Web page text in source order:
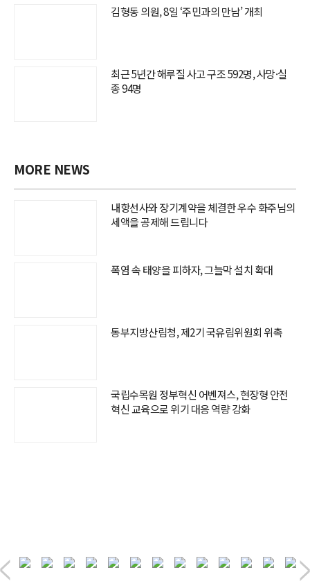
김형동 의원, 8일 ‘주민과의 만남’ 개최
최근 5년간 해루질 사고 구조 592명, 사망·실
종 94명
MORE NEWS
내항선사와 장기계약을 체결한 우수 화주님의
세액을 공제해 드립니다
폭염 속 태양을 피하자, 그늘막 설치 확대
동부지방산림청, 제2기 국유림위원회 위촉
국립수목원 정부혁신 어벤져스, 현장형 안전
혁신 교육으로 위기 대응 역량 강화